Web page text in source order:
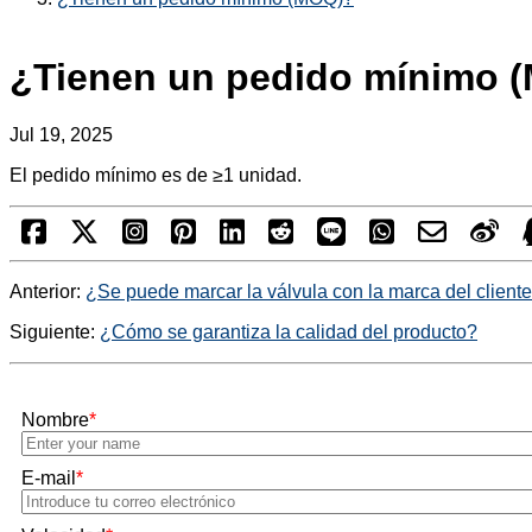
¿Tienen un pedido mínimo
Jul 19, 2025
El pedido mínimo es de ≥1 unidad.
Anterior: ¿Se puede marcar la válvula con la marca del
Siguiente: ¿Cómo se garantiza la calidad del producto?
Nombre*
E-mail *